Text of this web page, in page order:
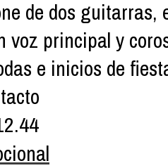
de dos guitarras,
voz principal y
e inicios de